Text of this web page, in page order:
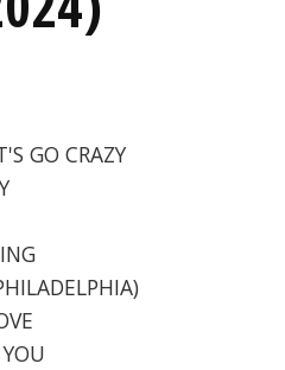
GO CRAZY